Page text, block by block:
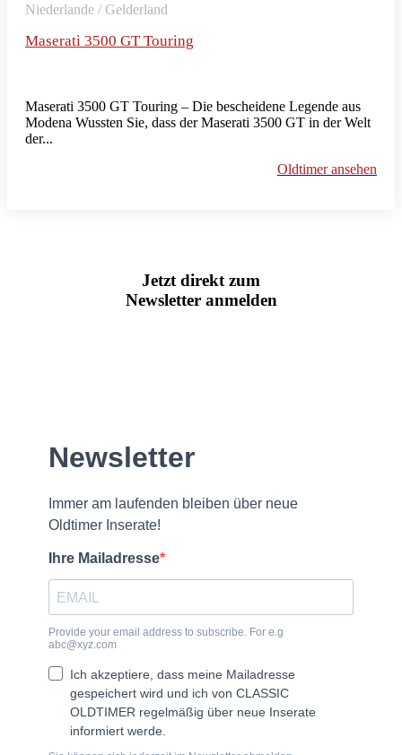
Niederlande / Gelderland
Maserati 3500 GT Touring
Maserati 3500 GT Touring – Die bescheidene Legende aus
Modena Wussten Sie, dass der Maserati 3500 GT in der Welt
der...
Oldtimer ansehen
Jetzt direkt zum
Newsletter anmelden